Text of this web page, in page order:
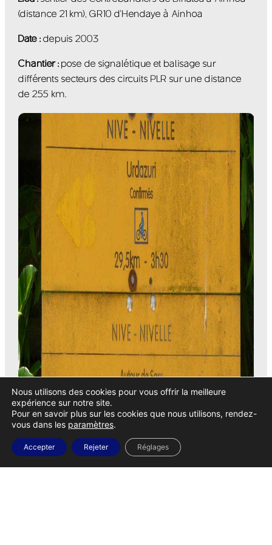
(distance 21 km), GR10 d’Hendaye à Ainhoa
Date :depuis 2003
Chantier :pose de signalétique et balisage sur
différents secteurs des circuits PLR sur une distance
de 255 km.
Nous utilisons des cookies pour vous offrir la meilleure
expérience sur notre site.
Pour en savoir plus sur les cookies que nous utilisons, rendez-
vous dans les paramètres.
Accepter Rejeter Réglages